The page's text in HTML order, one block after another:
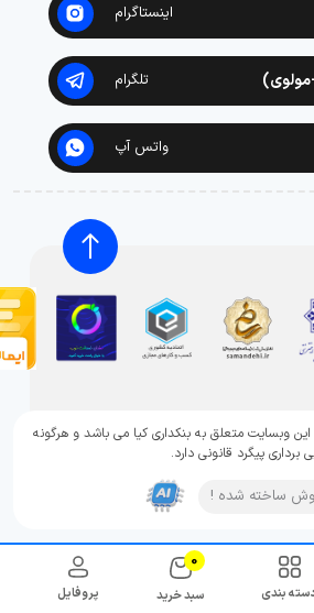
بندی
0
سبد خرید پروفایل
اینستاگرام
مولوی) تلگرام
واتس آپ
وبسایت متعلق به بنکداری کیا می باشد و هرگونه
برداری پیگرد قانونی دارد.
ساخته شده !